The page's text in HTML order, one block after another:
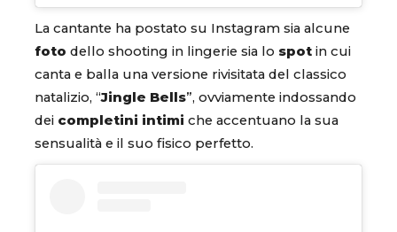
La cantante ha postato su Instagram sia alcune
foto dello shooting in lingerie sia lo spot in cui
canta e balla una versione rivisitata del classico
natalizio, “Jingle Bells”, ovviamente indossando
dei completini intimi che accentuano la sua
sensualità e il suo fisico perfetto.